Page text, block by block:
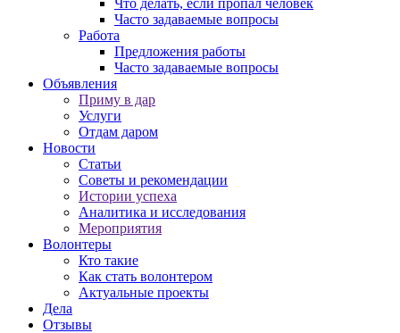
Что делать, если пропал человек
Часто задаваемые вопросы
Работа
Предложения работы
Часто задаваемые вопросы
Объявления
Приму в дар
Услуги
Отдам даром
Новости
Статьи
Советы и рекомендации
Истории успеха
Аналитика и исследования
Мероприятия
Волонтеры
Кто такие
Как стать волонтером
Актуальные проекты
Дела
Отзывы